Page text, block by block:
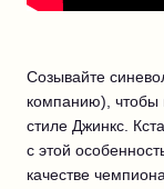
Созывайте
компанию), чтобы
стиле Джинкс.
с этой
качестве